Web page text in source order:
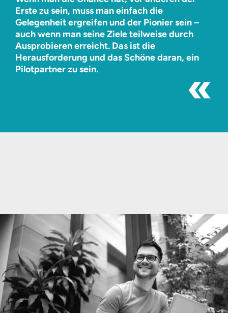
Erste zu sein, muss man einfach die
Gelegenheit ergreifen und der Pionier sein –
auch wenn man seine Ziele teilweise durch
Ausprobieren erreicht. Das ist die
Herausforderung und das Schöne daran, ein
Pilotpartner zu sein.